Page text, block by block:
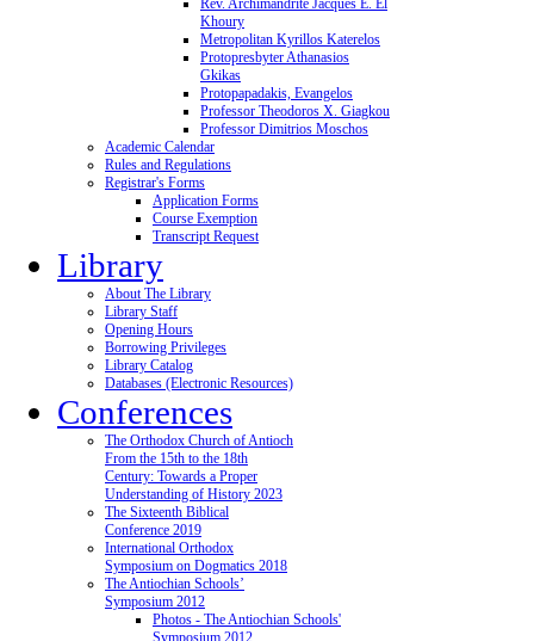
Rev. Archimandrite Jacques E. El
Khoury
Metropolitan Kyrillos Katerelos
Protopresbyter Athanasios
Gkikas
Protopapadakis, Evangelos
Professor Theodoros X. Giagkou
Professor Dimitrios Moschos
Academic Calendar
Rules and Regulations
Registrar's Forms
Application Forms
Course Exemption
Transcript Request
Library
About The Library
Library Staff
Opening Hours
Borrowing Privileges
Library Catalog
Databases (Electronic Resources)
Conferences
The Orthodox Church of Antioch
From the 15th to the 18th
Century: Towards a Proper
Understanding of History 2023
The Sixteenth Biblical
Conference 2019
International Orthodox
Symposium on Dogmatics 2018
The Antiochian Schools’
Symposium 2012
Photos - The Antiochian Schools'
Symposium 2012